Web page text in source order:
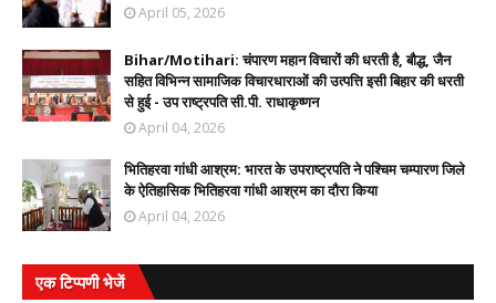
April 05, 2026
Bihar/Motihari: चंपारण महान विचारों की धरती है, बौद्ध, जैन
सहित विभिन्न सामाजिक विचारधाराओं की उत्पत्ति इसी बिहार की धरती
से हुई - उप राष्ट्रपति सी.पी. राधाकृष्णन
April 04, 2026
भितिहरवा गांधी आश्रम: भारत के उपराष्ट्रपति ने पश्चिम चम्पारण जिले
के ऐतिहासिक भितिहरवा गांधी आश्रम का दौरा किया
April 04, 2026
एक टिप्पणी भेजें